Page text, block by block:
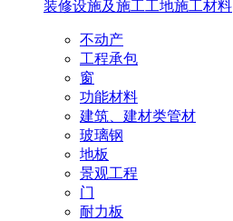
装修设施及施工工地施工材料
不动产
工程承包
窗
功能材料
建筑、建材类管材
玻璃钢
地板
景观工程
门
耐力板